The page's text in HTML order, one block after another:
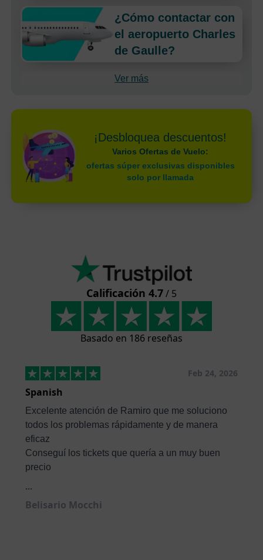
¿Cómo contactar con
el aeropuerto Charles
de Gaulle?
Ver más
¡Desbloquea descuentos!
Varios Ofertas de Vuelo:
ofertas súper exclusivas disponibles
solo por llamada
Calificación 4.7/ 5
Basado en 186 reseñas
Feb 24, 2026
Spanish
Excelente atención de Ramiro que me soluciono
todos los problemas rápidamente y de manera
eficaz
Conseguí los tickets que quería a un muy buen
precio
...
Belisario Mocchi